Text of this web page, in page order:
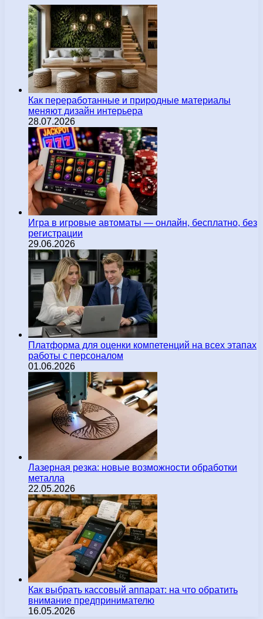
Как переработанные и природные материалы
меняют дизайн интерьера
28.07.2026
Игра в игровые автоматы — онлайн, бесплатно, без
регистрации
29.06.2026
Платформа для оценки компетенций на всех этапах
работы с персоналом
01.06.2026
Лазерная резка: новые возможности обработки
металла
22.05.2026
Как выбрать кассовый аппарат: на что обратить
внимание предпринимателю
16.05.2026